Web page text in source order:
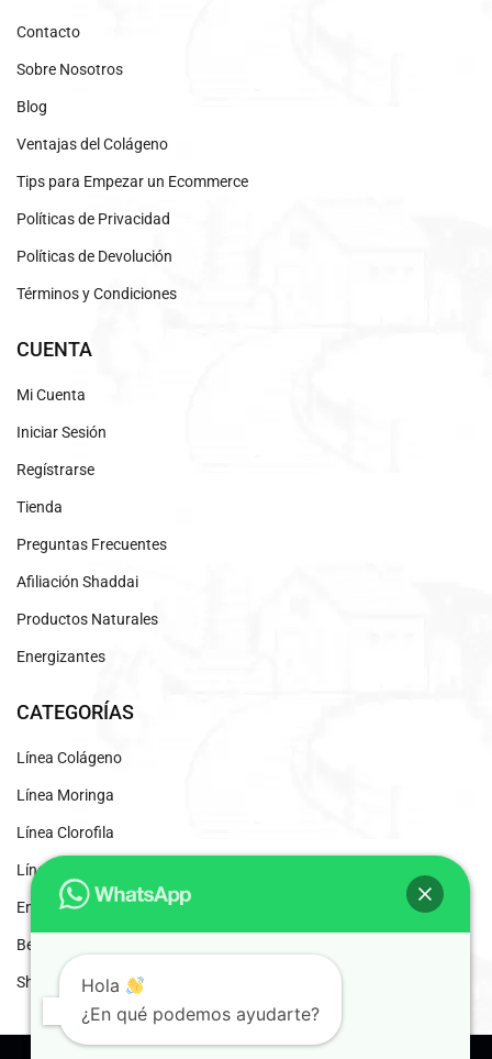
Contacto
Sobre Nosotros
Blog
Ventajas del Colágeno
Tips para Empezar un Ecommerce
Políticas de Privacidad
Políticas de Devolución
Términos y Condiciones
CUENTA
Mi Cuenta
Iniciar Sesión
Regístrarse
Tienda
Preguntas Frecuentes
Afiliación Shaddai
Productos Naturales
Energizantes
CATEGORÍAS
Línea Colágeno
Línea Moringa
Línea Clorofila
Línea Desintoxicantes
Energizante Natural
Beneficios del Café Liofilizado
Shaddai Inscripción
Hola
¿En qué podemos ayudarte?